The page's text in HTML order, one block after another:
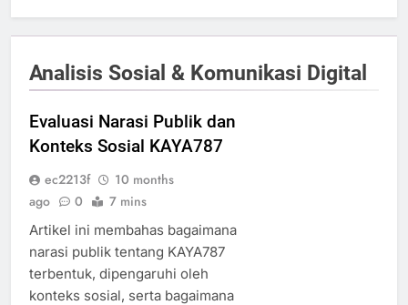
Analisis Sosial & Komunikasi Digital
Evaluasi Narasi Publik dan
Konteks Sosial KAYA787
ec2213f
10 months
ago
0 7 mins
Artikel ini membahas bagaimana
narasi publik tentang KAYA787
terbentuk, dipengaruhi oleh
konteks sosial, serta bagaimana